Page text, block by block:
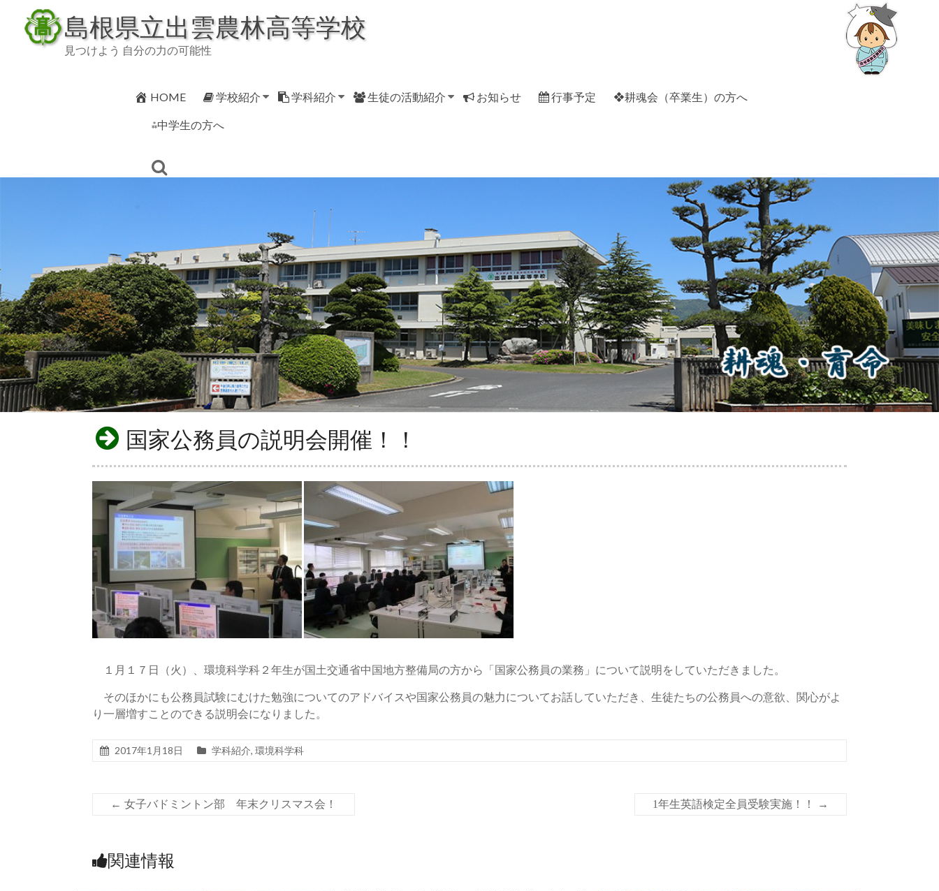
content
島根県立出雲農林高等学校
見つけよう 自分の力の可能性
HOME 学校紹介 学科紹介 生徒の活動紹介 お知らせ 行事予定 ❖耕魂会（卒業生）の方へ
⁂中学生の方へ
国家公務員の説明会開催！！
１月１７日（火）、環境科学科２年生が国土交通省中国地方整備局の方から「国家公務員の業務」について説明をしていただきました。
そのほかにも公務員試験にむけた勉強についてのアドバイスや国家公務員の魅力についてお話していただき、生徒たちの公務員への意欲、関心がよ
り一層増すことのできる説明会になりました。
2017年1月18日 学科紹介, 環境科学科
← 女子バドミントン部 年末クリスマス会！ 1年生英語検定全員受験実施！！ →
関連情報